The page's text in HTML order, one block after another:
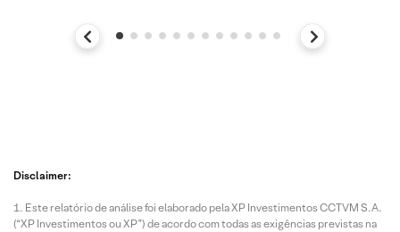
Disclaimer:
Este relatório de análise foi elaborado pela XP Investimentos CCTVM S.A.
(“XP Investimentos ou XP”) de acordo com todas as exigências previstas na